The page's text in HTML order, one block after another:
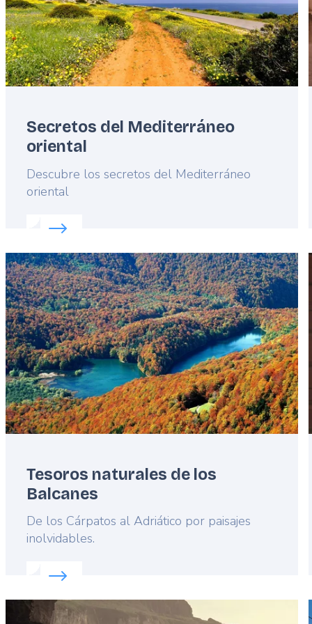
Secretos del Mediterráneo
oriental
Lead
Descubre los secretos del Mediterráneo
oriental
Read more about:
Featured
image
Tesoros naturales de los
Balcanes
Lead
De los Cárpatos al Adriático por paisajes
inolvidables.
Read more about:
Featured